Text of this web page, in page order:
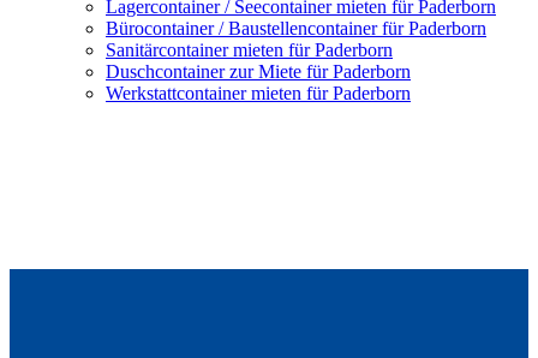
Lagercontainer / Seecontainer mieten für Paderborn
Bürocontainer / Baustellencontainer für Paderborn
Sanitärcontainer mieten für Paderborn
Duschcontainer zur Miete für Paderborn
Werkstattcontainer mieten für Paderborn